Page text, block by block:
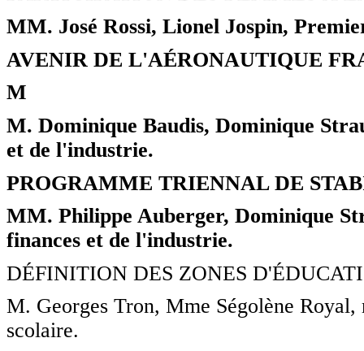
MM. José Rossi, Lionel Jospin,
AVENIR DE L'AÉRONAUTIQUE
M
M. Dominique Baudis, Dominique
et de l'industrie.
PROGRAMME TRIENNAL DE
MM. Philippe Auberger, Dominique
finances et de l'industrie.
DÉFINITION DES ZONES
M. Georges Tron, Mme Ségolène
scolaire.